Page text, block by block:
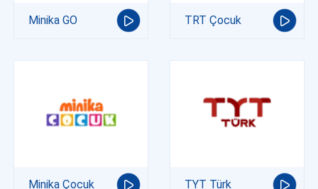
Minika GO TRT Çocuk
Minika Çocuk TYT Türk